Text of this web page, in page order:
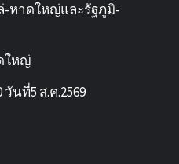
-หาดใหญ่และรัฐภูมิ-
ใหญ่
วันที่5 ส.ค.2569